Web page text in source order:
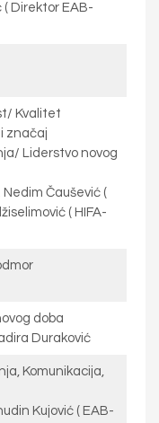
( Direktor EAB-
Kvalitet
značaj
Liderstvo novog
Nedim Čaušević (
( HIFA-
doba
Duraković
Komunikacija,
Kujović ( EAB-